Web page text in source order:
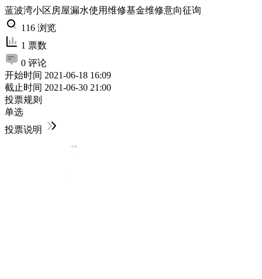
蓝波湾小区房屋漏水使用维修基金维修意向征询
116 浏览
1 票数
0 评论
开始时间 2021-06-18 16:09
截止时间 2021-06-30 21:00
投票规则
单选
投票说明